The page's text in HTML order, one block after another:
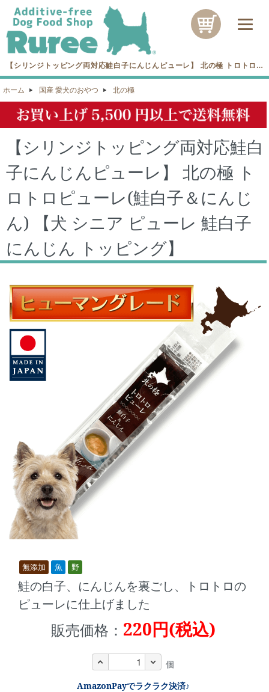
【シリンジトッピング両対応鮭白子にんじんピューレ】 北の極 トロトロピ
ューレ(鮭白子＆にんじん) 【犬 シニア ピューレ 鮭白子 にんじん トッピン
グ】を買うなら湘南の無添加愛犬フード専門店Rureeへ！
ホーム 国産 愛犬のおやつ 北の極
【シリンジトッピング両対応鮭白
子にんじんピューレ】 北の極 ト
ロトロピューレ(鮭白子＆にんじ
ん) 【犬 シニア ピューレ 鮭白子
にんじん トッピング】
無添加 魚 野
鮭の白子、にんじんを裏ごし、トロトロの
ピューレに仕上げました
販売価格： 220円(税込)
個
AmazonPayでラクラク決済♪